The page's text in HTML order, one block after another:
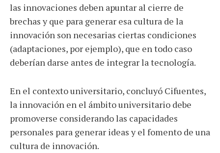
las innovaciones deben apuntar al cierre de
brechas y que para generar esa cultura de la
innovación son necesarias ciertas condiciones
(adaptaciones, por ejemplo), que en todo caso
deberían darse antes de integrar la tecnología.
En el contexto universitario, concluyó Cifuentes,
la innovación en el ámbito universitario debe
promoverse considerando las capacidades
personales para generar ideas y el fomento de una
cultura de innovación.